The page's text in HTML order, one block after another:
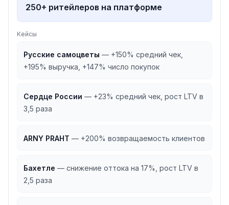
250+ ритейлеров на платформе
Кейсы
Русские самоцветы — +150% средний чек,
+195% выручка, +147% число покупок
Сердце России — +23% средний чек, рост LTV в
3,5 раза
ARNY PRAHT — +200% возвращаемость клиентов
Бахетле — снижение оттока на 17%, рост LTV в
2,5 раза